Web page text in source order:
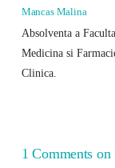
Mancas Malina
Absolventa a
Medicina si
Clinica.
1 Comments on